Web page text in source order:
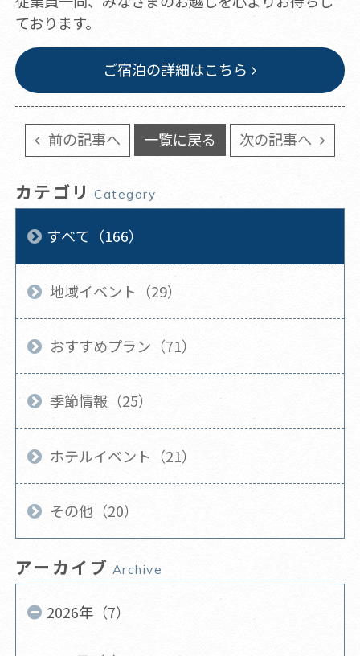
ております。
ご宿泊の詳細はこちら
前の記事へ 一覧に戻る 次の記事へ
カテゴリ Category
すべて（166）
地域イベント（29）
おすすめプラン（71）
季節情報（25）
ホテルイベント（21）
その他（20）
アーカイブ Archive
2026年（7）